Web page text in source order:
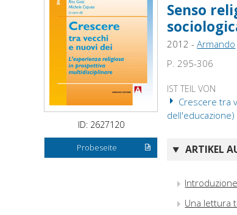
ID: 2627120
Probeseite
Senso
2012 -Armando
P. 295-306
IST TEIL VON
Crescere tra
dell'educazione)
ARTIKEL
Introduzione
Una lettura